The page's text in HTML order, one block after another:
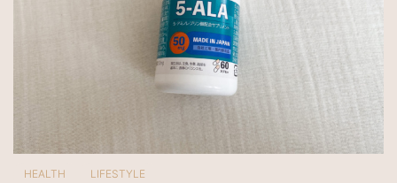
HEALTH LIFESTYLE